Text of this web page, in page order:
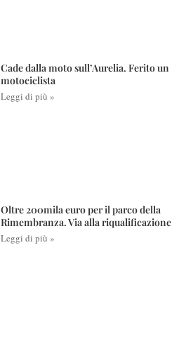
Cade dalla moto sull’Aurelia. Ferito un
motociclista
Leggi di più »
Oltre 200mila euro per il parco della
Rimembranza. Via alla riqualificazione
Leggi di più »